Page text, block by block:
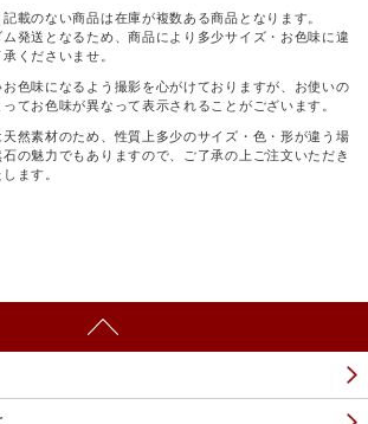
載のない商品は在庫が複数ある商品となります。
発送となるため、商品により多少サイズ・お色味に違
くださいませ。
色味になるよう撮影を心がけておりますが、お使いの
てお色味が異なって表示されることがございます。
然素材のため、性質上多少のサイズ・色・形が違う場
の魅力でもありますので、ご了承の上ご注文いただき
ます。